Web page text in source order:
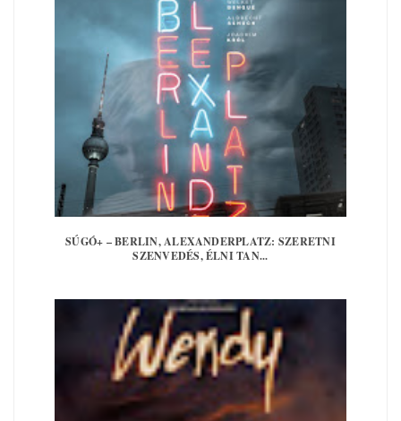
SÚGÓ+ – BERLIN, ALEXANDERPLATZ: SZERETNI
SZENVEDÉS, ÉLNI TAN...